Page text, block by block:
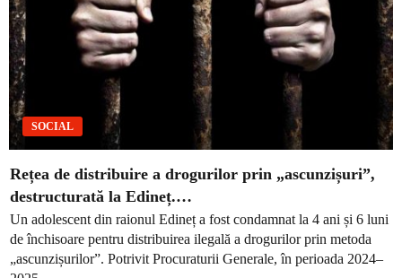
SOCIAL
Rețea de distribuire a drogurilor prin „ascunzișuri”,
destructurată la Edineț.…
Un adolescent din raionul Edineț a fost condamnat la 4 ani și 6 luni
de închisoare pentru distribuirea ilegală a drogurilor prin metoda
„ascunzișurilor”. Potrivit Procuraturii Generale, în perioada 2024–